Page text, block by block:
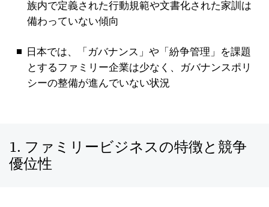
族内で定義された行動規範や文書化された家訓は
備わっていない傾向
日本では、「ガバナンス」や「紛争管理」を課題
とするファミリー企業は少なく、ガバナンスポリ
シーの整備が進んでいない状況
1. ファミリービジネスの特徴と競争
優位性